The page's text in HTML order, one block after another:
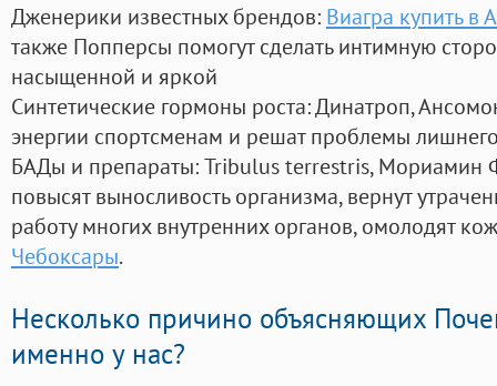
Дженерики известных брендов: Виагра купить в
также Попперсы помогут сделать интимную
насыщенной и яркой
Синтетические гормоны роста: Динатроп,
энергии спортсменам и решат проблемы
БАДы и препараты:Tribulus terrestris, Мориамин
повысят выносливость организма, вернут
работу многих внутренних органов, омолодят
Чебоксары.
Несколько причино объясняющих
именно у нас?